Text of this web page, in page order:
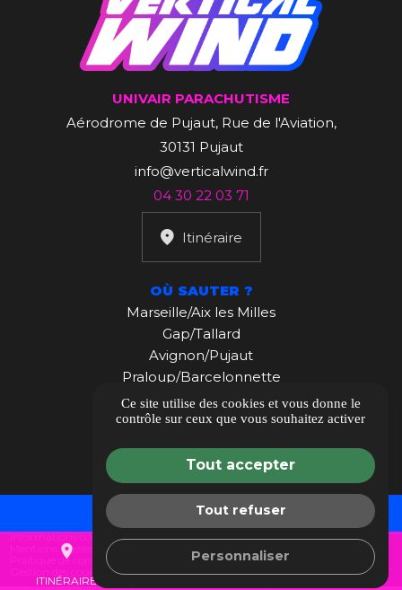
TARIFS
place
ITINÉRAIRE
calendar_month
UNIVAIR PARACHUTISME
Aérodrome de Pujaut, Rue de l'Aviation,
30131 Pujaut
info@verticalwind.fr
04 30 22 03 71
Itinéraire
OÙ SAUTER ?
Marseille/Aix les Milles
Gap/Tallard
Avignon/Pujaut
Praloup/Barcelonnette
Maroc
Nouvelle Calédonie
Informations complémentaires
Mentions légales
Politique de confidentialité
Gestion des cookies
Ce site utilise des cookies et vous donne le
contrôle sur ceux que vous souhaitez activer
Tout accepter
Tout refuser
Personnaliser